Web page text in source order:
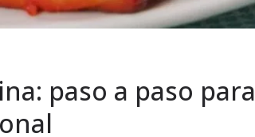
paso a paso para